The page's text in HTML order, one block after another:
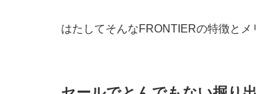
はたしてそんなFRONTIERの特徴とメ